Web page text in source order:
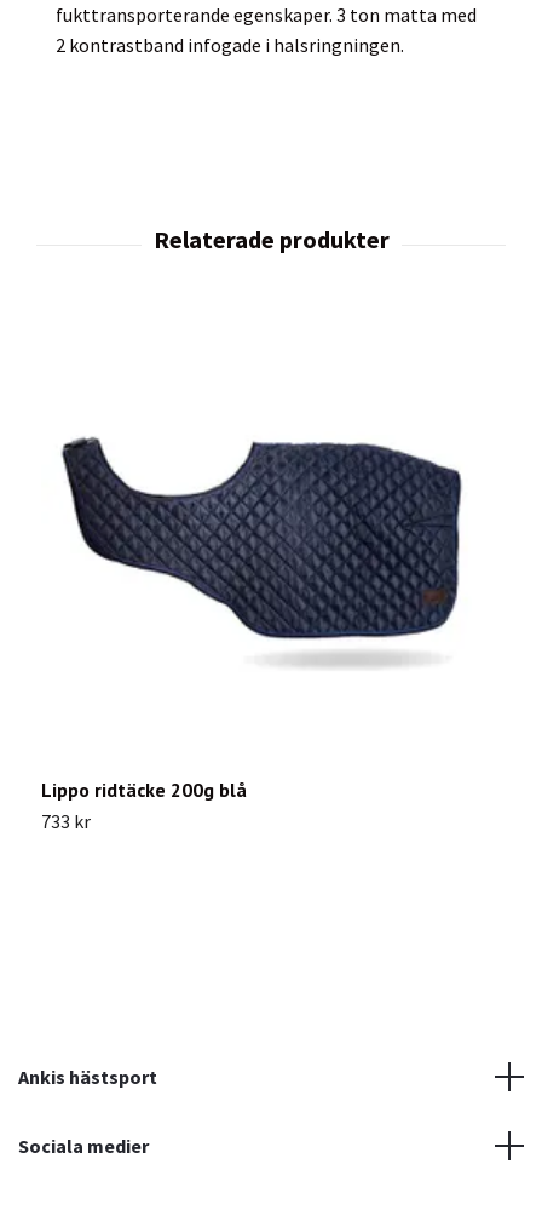
fukttransporterande egenskaper. 3 ton matta med
2 kontrastband infogade i halsringningen.
Lippo ridtäcke 200g blå
733 kr
Ankis hästsport
Sociala medier